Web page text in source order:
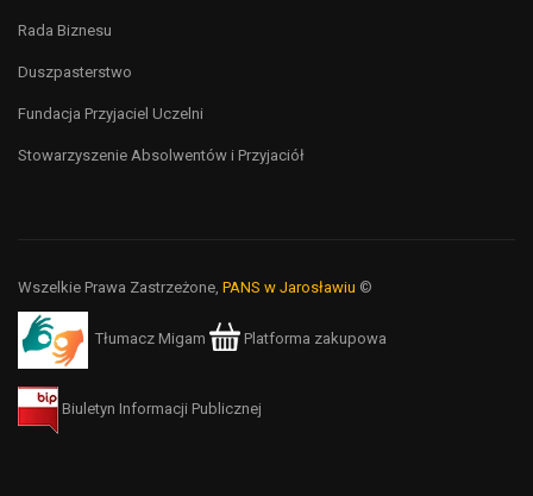
Rada Biznesu
Duszpasterstwo
Fundacja Przyjaciel Uczelni
Stowarzyszenie Absolwentów i Przyjaciół
Wszelkie Prawa Zastrzeżone, PANS w Jarosławiu ©
Tłumacz Migam Platforma zakupowa
Biuletyn Informacji Publicznej